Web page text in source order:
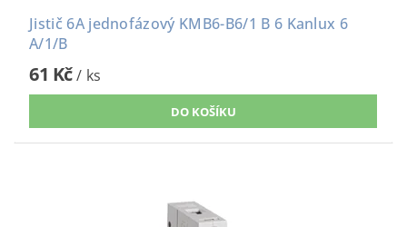
Jistič 6A jednofázový KMB6-B6/1 B 6 Kanlux 6
A/1/B
61 Kč/ ks